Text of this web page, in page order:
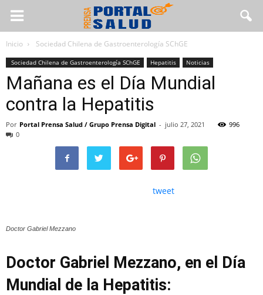
Inicio Sociedad Chilena de Gastroenterología SChGE
Sociedad Chilena de Gastroenterología SChGE Hepatitis Noticias
Mañana es el Día Mundial
contra la Hepatitis
Por Portal Prensa Salud / Grupo Prensa Digital - julio 27, 2021
996
0
tweet
Doctor Gabriel Mezzano
Doctor Gabriel Mezzano, en el Día
Mundial de la Hepatitis: